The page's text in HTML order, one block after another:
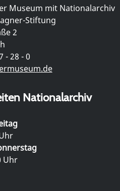
Museum mit Nationalarchiv
Stiftung
2
- 28 - 0
Nationalarchiv
Uhr